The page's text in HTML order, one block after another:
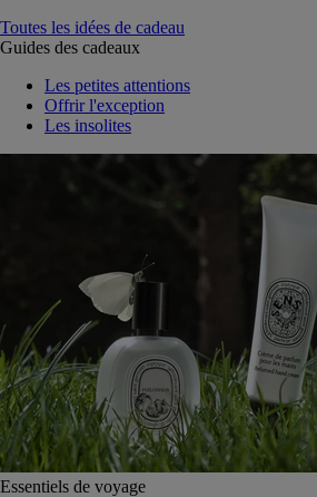
Toutes les idées de cadeau
Guides des cadeaux
Les petites attentions
Offrir l'exception
Les insolites
Essentiels de voyage